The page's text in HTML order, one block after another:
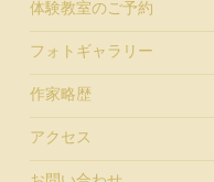
体験教室のご予約
フォトギャラリー
作家略歴
アクセス